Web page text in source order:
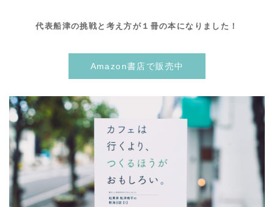
代表船津の挑戦と考え方が１冊の本になりました！
Amazon書店で販売中